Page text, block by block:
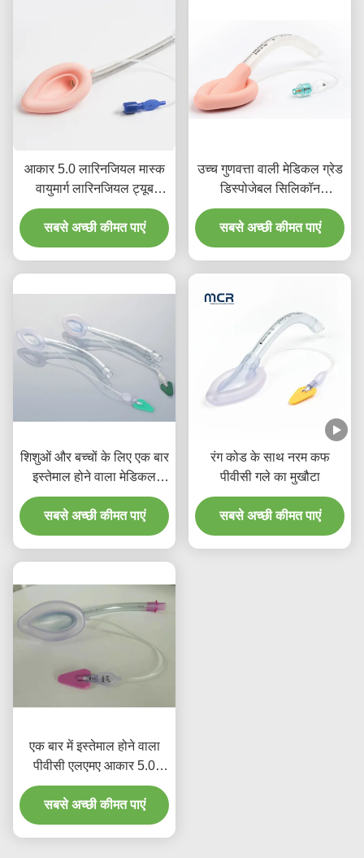
आकार 5.0 लारिनजियल मास्क
वायुमार्ग लारिनजियल ट्यूब
वायुमार्ग वयस्क उपयोग के लिए
सिलिकॉन
सबसे अच्छी कीमत पाएं
उच्च गुणवत्ता वाली मेडिकल ग्रेड
डिस्पोजेबल सिलिकॉन
लैरिन्जियल मास्क इंटुबेशन
एलएमए ट्यूबिंग
सबसे अच्छी कीमत पाएं
शिशुओं और बच्चों के लिए एक बार
इस्तेमाल होने वाला मेडिकल
पीवीसी लारिनजियल मास्क
सबसे अच्छी कीमत पाएं
रंग कोड के साथ नरम कफ
पीवीसी गले का मुखौटा
सबसे अच्छी कीमत पाएं
एक बार में इस्तेमाल होने वाला
पीवीसी एलएमए आकार 5.0
लारिनजियल मास्क बार वयस्क
उपयोग के साथ इंटुबेशन
सबसे अच्छी कीमत पाएं